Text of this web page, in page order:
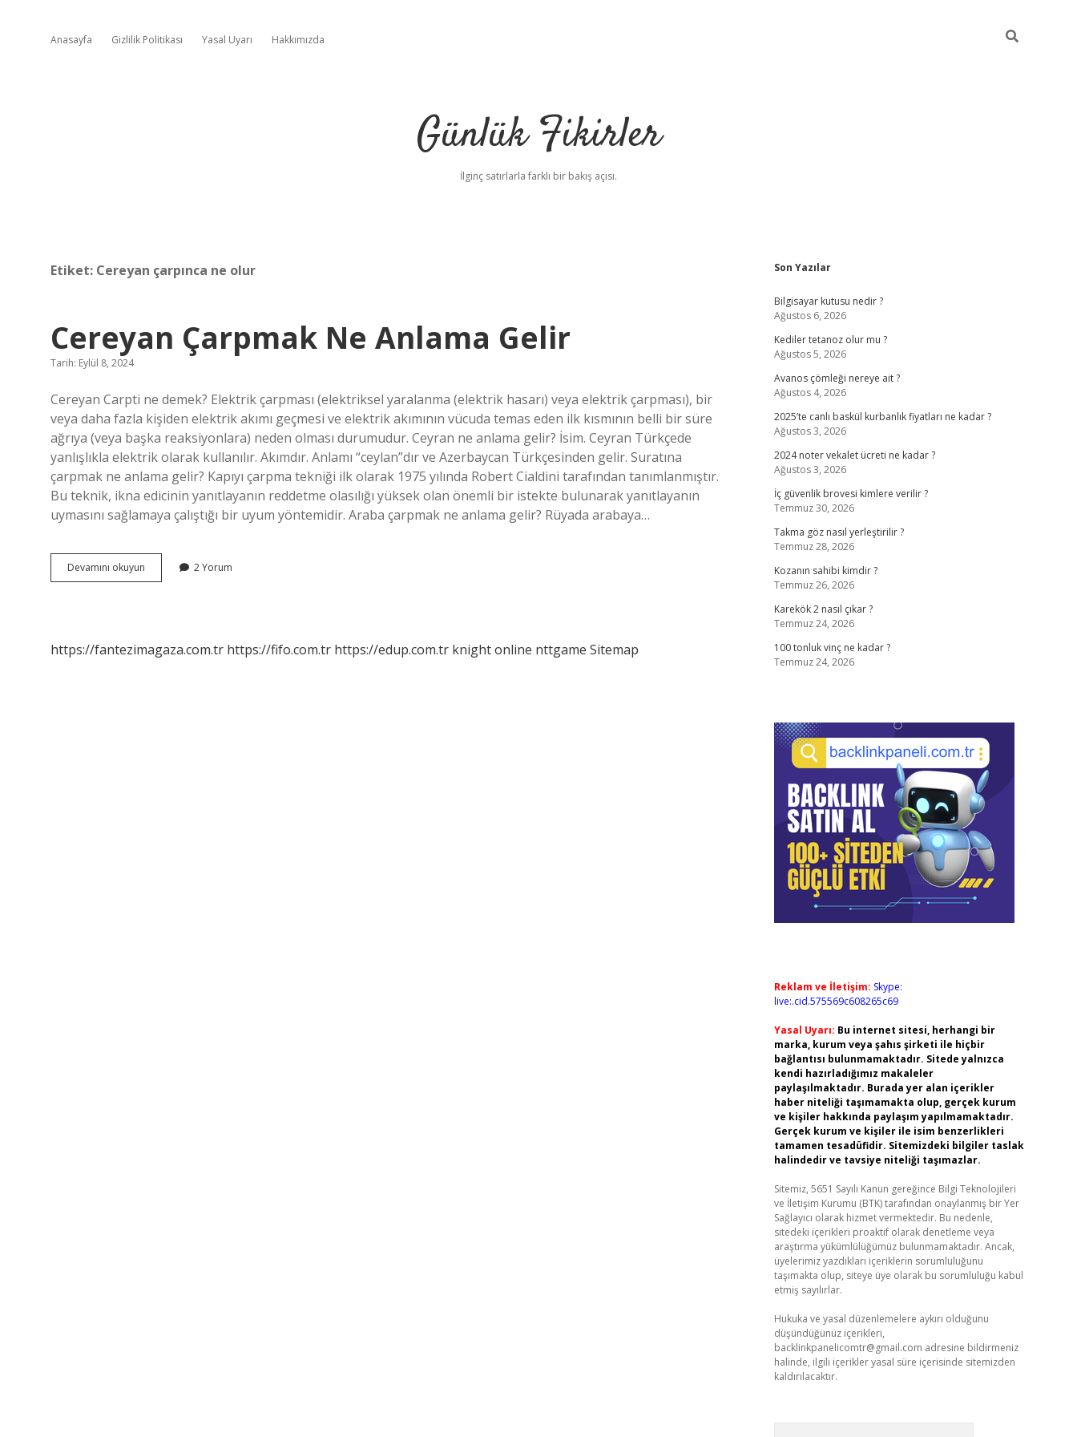
Anasayfa Gizlilik Politikası Yasal Uyarı Hakkımızda
Günlük Fikirler
İlginç satırlarla farklı bir bakış açısı.
Etiket: Cereyan çarpınca ne olur
Cereyan Çarpmak Ne Anlama Gelir
Tarih: Eylül 8, 2024
Cereyan Carpti ne demek? Elektrik çarpması (elektriksel yaralanma (elektrik hasarı) veya elektrik çarpması), bir
veya daha fazla kişiden elektrik akımı geçmesi ve elektrik akımının vücuda temas eden ilk kısmının belli bir süre
ağrıya (veya başka reaksiyonlara) neden olması durumudur. Ceyran ne anlama gelir? İsim. Ceyran Türkçede
yanlışlıkla elektrik olarak kullanılır. Akımdır. Anlamı “ceylan”dır ve Azerbaycan Türkçesinden gelir. Suratına
çarpmak ne anlama gelir? Kapıyı çarpma tekniği ilk olarak 1975 yılında Robert Cialdini tarafından tanımlanmıştır.
Bu teknik, ikna edicinin yanıtlayanın reddetme olasılığı yüksek olan önemli bir istekte bulunarak yanıtlayanın
uymasını sağlamaya çalıştığı bir uyum yöntemidir. Araba çarpmak ne anlama gelir? Rüyada arabaya…
Devamını okuyun Cereyan
Çarpmak
2 Yorum
https://fantezimagaza.com.tr https://fifo.com.tr https://edup.com.tr knight online nttgame Sitemap
Sidebar
Son Yazılar
Bilgisayar kutusu nedir ?
Ağustos 6, 2026
Kediler tetanoz olur mu ?
Ağustos 5, 2026
Avanos çömleği nereye ait ?
Ağustos 4, 2026
2025’te canlı baskül kurbanlık fiyatları ne kadar ?
Ağustos 3, 2026
2024 noter vekalet ücreti ne kadar ?
Ağustos 3, 2026
İç güvenlik brovesi kimlere verilir ?
Temmuz 30, 2026
Takma göz nasıl yerleştirilir ?
Temmuz 28, 2026
Kozanın sahibi kimdir ?
Temmuz 26, 2026
Karekök 2 nasıl çıkar ?
Temmuz 24, 2026
100 tonluk vinç ne kadar ?
Temmuz 24, 2026
Reklam ve İletişim: Skype:
live:.cid.575569c608265c69
Yasal Uyarı: Bu internet sitesi, herhangi bir
marka, kurum veya şahıs şirketi ile hiçbir
bağlantısı bulunmamaktadır. Sitede yalnızca
kendi hazırladığımız makaleler
paylaşılmaktadır. Burada yer alan içerikler
haber niteliği taşımamakta olup, gerçek kurum
ve kişiler hakkında paylaşım yapılmamaktadır.
Gerçek kurum ve kişiler ile isim benzerlikleri
tamamen tesadüfidir. Sitemizdeki bilgiler taslak
halindedir ve tavsiye niteliği taşımazlar.
Sitemiz, 5651 Sayılı Kanun gereğince Bilgi Teknolojileri
ve İletişim Kurumu (BTK) tarafından onaylanmış bir Yer
Sağlayıcı olarak hizmet vermektedir. Bu nedenle,
sitedeki içerikleri proaktif olarak denetleme veya
araştırma yükümlülüğümüz bulunmamaktadır. Ancak,
üyelerimiz yazdıkları içeriklerin sorumluluğunu
taşımakta olup, siteye üye olarak bu sorumluluğu kabul
etmiş sayılırlar.
Hukuka ve yasal düzenlemelere aykırı olduğunu
düşündüğünüz içerikleri,
backlinkpanelicomtr@gmail.com adresine bildirmeniz
halinde, ilgili içerikler yasal süre içerisinde sitemizden
kaldırılacaktır.